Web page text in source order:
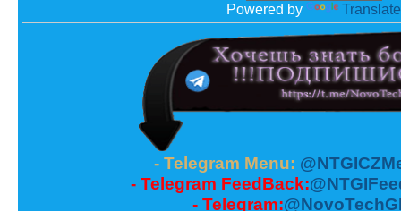
Powered by Translate
- Telegram Menu:
- Telegram FeedBack:
- Telegram: